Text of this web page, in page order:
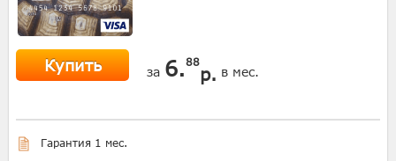
Купить за 6.88
р. в мес.
Гарантия 1 мес.